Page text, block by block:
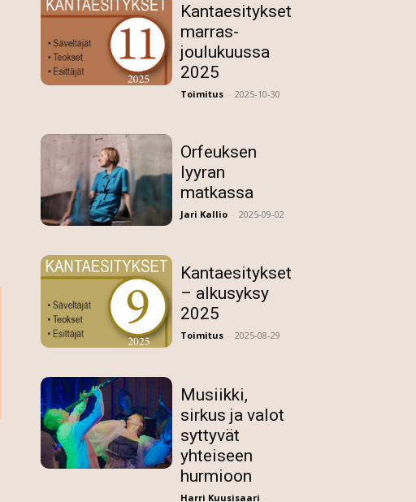
Kantaesitykset
marras-
joulukuussa
2025
Toimitus - 2025-10-30
Orfeuksen
lyyran
matkassa
Jari Kallio - 2025-09-02
Kantaesitykset
– alkusyksy
2025
Toimitus - 2025-08-29
Musiikki,
sirkus ja valot
syttyvät
yhteiseen
hurmioon
Harri Kuusisaari -